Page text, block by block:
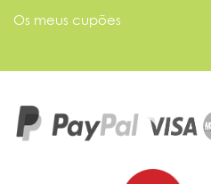
Os meus cupões